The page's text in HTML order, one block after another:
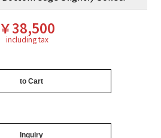
￥38,500
including tax